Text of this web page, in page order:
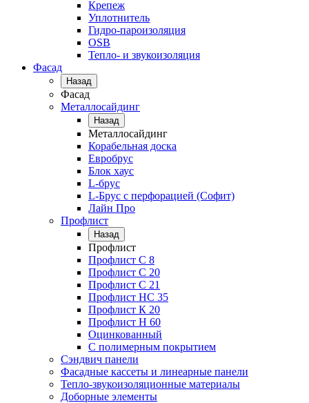
Крепеж
Уплотнитель
Гидро-пароизоляция
OSB
Тепло- и звукоизоляция
Фасад
Назад
Фасад
Металлосайдинг
Назад
Металлосайдинг
Корабельная доска
Евробрус
Блок хаус
L-брус
L-Брус с перфорацией (Софит)
Лайн Про
Профлист
Назад
Профлист
Профлист С 8
Профлист С 20
Профлист C 21
Профлист НС 35
Профлист К 20
Профлист Н 60
Оцинкованный
С полимерным покрытием
Сэндвич панели
Фасадные кассеты и линеарные панели
Тепло-звукоизоляционные материалы
Доборные элементы